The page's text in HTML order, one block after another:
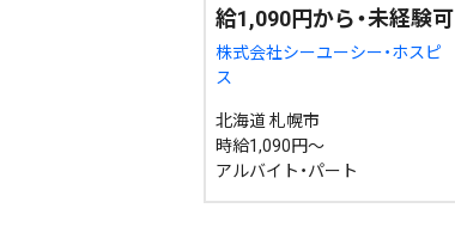
給1,090円から・未経験可
株式会社シーユーシー・ホスピ
ス
北海道 札幌市
時給1,090円～
アルバイト・パート
期間を絞る
カテゴリで絞る